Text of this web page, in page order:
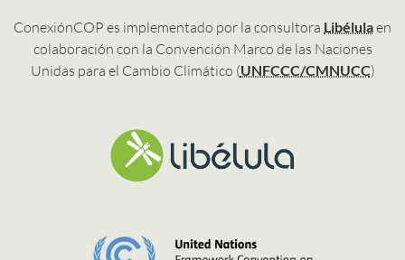
ConexiónCOP es implementado por la consultora Libélulaen
colaboración con la Convención Marco de las Naciones
Unidas para el Cambio Climático (UNFCCC/CMNUCC)